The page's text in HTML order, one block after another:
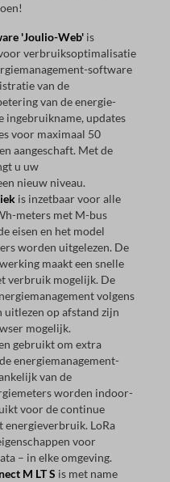
'Joulio-Web' is
verbruiksoptimalisatie
software
van de
van de energie-
ingebruikname, updates
voor maximaal 50
aangeschaft. Met de
u uw
nieuw niveau.
is inzetbaar voor alle
meters met M-bus
eisen en het model
worden uitgelezen. De
maakt een snelle
verbruik mogelijk. De
volgens
uitlezen op afstand zijn
mogelijk.
gebruikt om extra
energiemanagement-
van de
worden indoor-
voor de continue
energieverbruik. LoRa
voor
– in elke omgeving.
M LT S is met name